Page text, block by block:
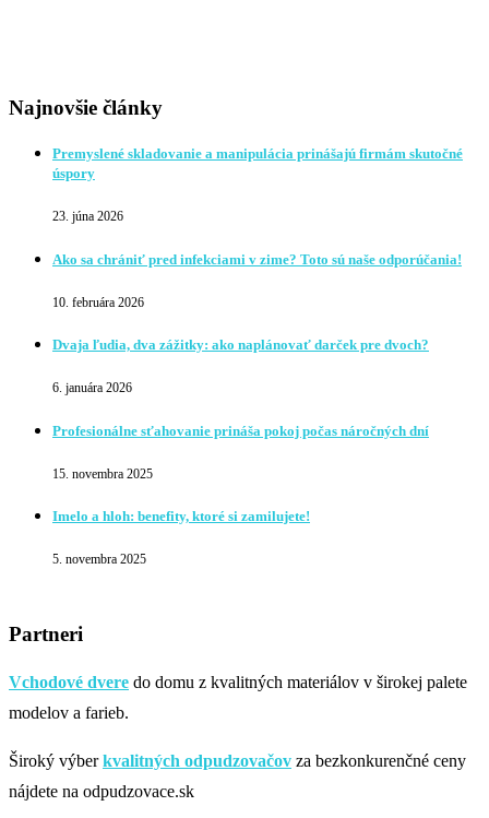
Najnovšie články
Premyslené skladovanie a manipulácia prinášajú firmám skutočné
úspory
23. júna 2026
Ako sa chrániť pred infekciami v zime? Toto sú naše odporúčania!
10. februára 2026
Dvaja ľudia, dva zážitky: ako naplánovať darček pre dvoch?
6. januára 2026
Profesionálne sťahovanie prináša pokoj počas náročných dní
15. novembra 2025
Imelo a hloh: benefity, ktoré si zamilujete!
5. novembra 2025
Partneri
Vchodové dvere do domu z kvalitných materiálov v širokej palete
modelov a farieb.
Široký výberkvalitných odpudzovačov za bezkonkurenčné ceny
nájdete na odpudzovace.sk